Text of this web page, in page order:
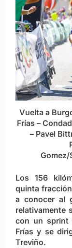
Vuelta a
Frías –
– Pavel
Los 156
quinta
a conocer al
relativamente
con un sprint
Frías y se
Treviño.